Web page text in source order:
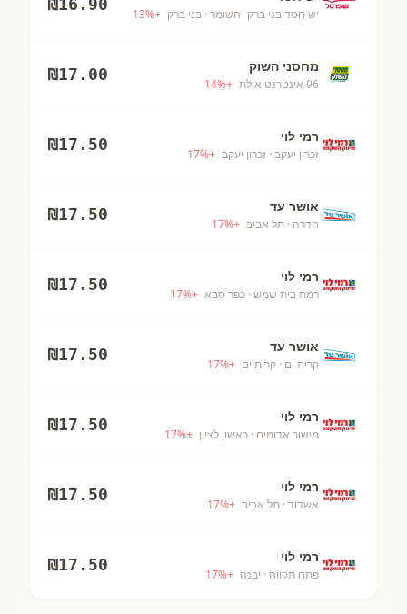
יש חסד בני ברק- השומר · בני ברק +
13%
₪16.90
מחסני השוק
96 אינטרנט אילת +
14%
₪17.00
רמי לוי
זכרון יעקב · זכרון יעקב +
17%
₪17.50
אושר עד
חדרה · תל אביב +
17%
₪17.50
רמי לוי
רמת בית שמש · כפר סבא +
17%
₪17.50
אושר עד
קרית ים · קרית ים +
17%
₪17.50
רמי לוי
מישור אדומים · ראשון לציון +
17%
₪17.50
רמי לוי
אשדוד · תל אביב +
17%
₪17.50
רמי לוי
פתח תקווה · יבנה +
17%
₪17.50